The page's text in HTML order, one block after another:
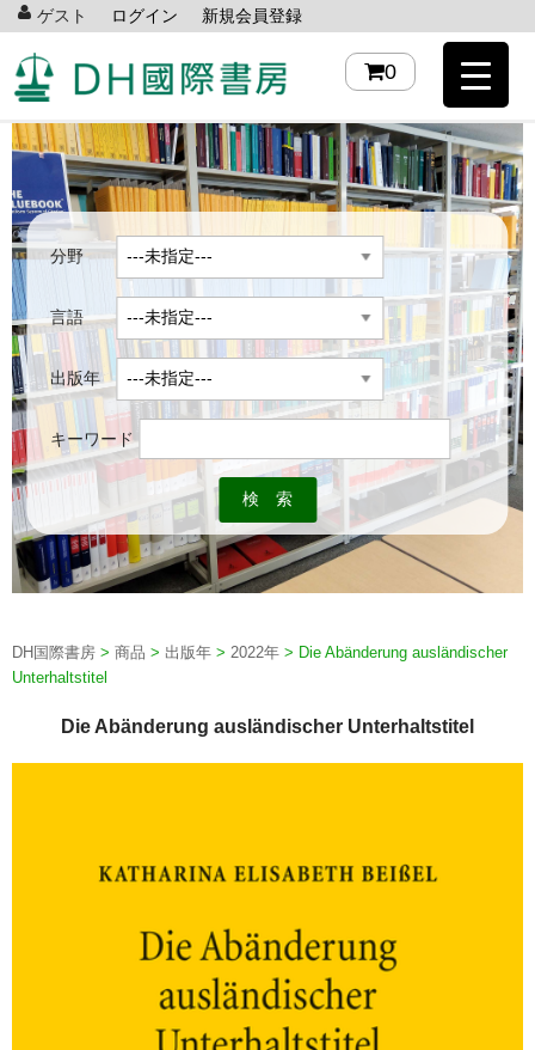
ゲスト ログイン 新規会員登録
0
分野
言語
出版年
キーワード
DH国際書房 > 商品 > 出版年 > 2022年 > Die Abänderung ausländischer
Unterhaltstitel
Die Abänderung ausländischer Unterhaltstitel